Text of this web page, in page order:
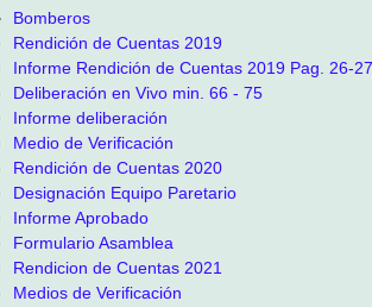
Bomberos
Rendición de Cuentas 2019
Informe Rendición de Cuentas 2019 Pag. 26-
Deliberación en Vivo min. 66 - 75
Informe deliberación
Medio de Verificación
Rendición de Cuentas 2020
Designación Equipo Paretario
Informe Aprobado
Formulario Asamblea
Rendicion de Cuentas 2021
Medios de Verificación